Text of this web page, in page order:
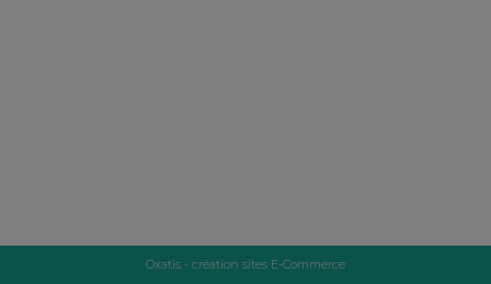
Oxatis - création sites E-Commerce